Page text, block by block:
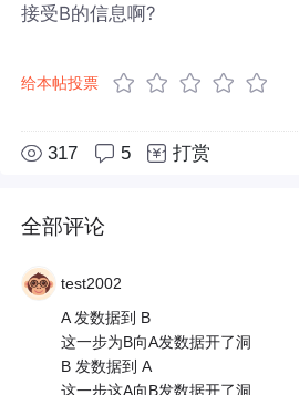
接受B的信息啊?
给本帖投票
317 5 打赏
全部评论
test2002
A 发数据到 B
这一步为B向A发数据开了洞
B 发数据到 A
这一步这A向B发数据开了洞.